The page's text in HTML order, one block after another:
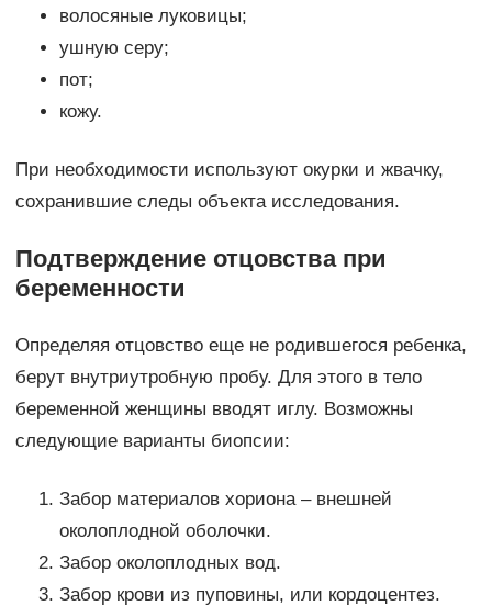
волосяные луковицы;
ушную серу;
пот;
кожу.
При необходимости используют окурки и жвачку,
сохранившие следы объекта исследования.
Подтверждение отцовства при
беременности
Определяя отцовство еще не родившегося ребенка,
берут внутриутробную пробу. Для этого в тело
беременной женщины вводят иглу. Возможны
следующие варианты биопсии:
Забор материалов хориона – внешней
околоплодной оболочки.
Забор околоплодных вод.
Забор крови из пуповины, или кордоцентез.